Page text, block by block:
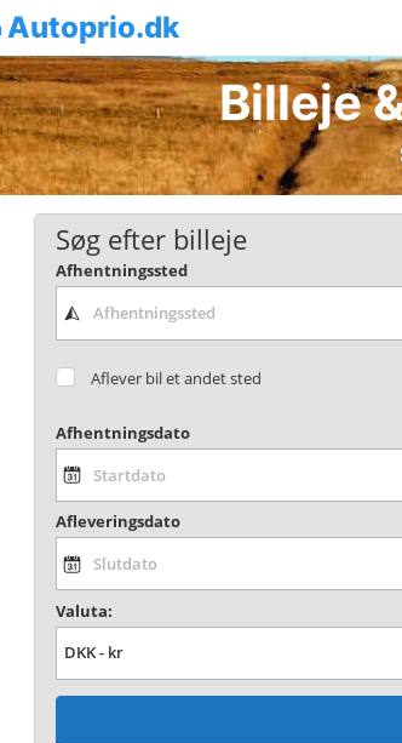
Autoprio.dk
Billeje
Søg efter billeje
Afhentningssted
Aflever bil et andet sted
Afhentningsdato
Afleveringsdato
Valuta: